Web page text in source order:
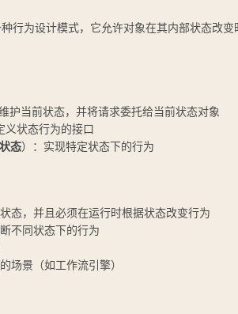
行为设计模式，它允许对象在其内部状态改
护当前状态，并将请求委托给当前状态对象
义状态行为的接口
态）：实现特定状态下的行为
态，并且必须在运行时根据状态改变行为
不同状态下的行为
场景（如工作流引擎）